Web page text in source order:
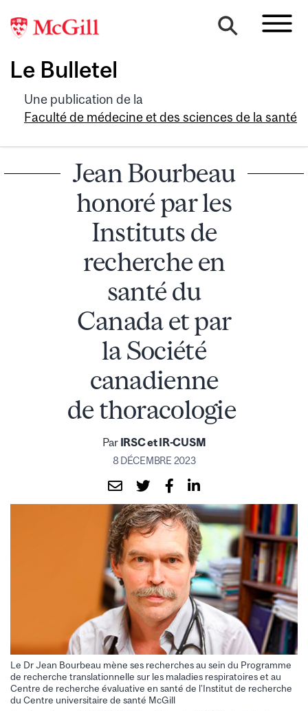
Le Bulletel
Une publication de la
Faculté de médecine et des sciences de la santé
Jean Bourbeau
honoré par les
Instituts de
recherche en
santé du
Canada et par
la Société
canadienne
de thoracologie
Par IRSC et IR-CUSM
8 DÉCEMBRE 2023
Le Dr Jean Bourbeau mène ses recherches au sein du Programme
de recherche translationnelle sur les maladies respiratoires et au
Centre de recherche évaluative en santé de l’Institut de recherche
du Centre universitaire de santé McGill